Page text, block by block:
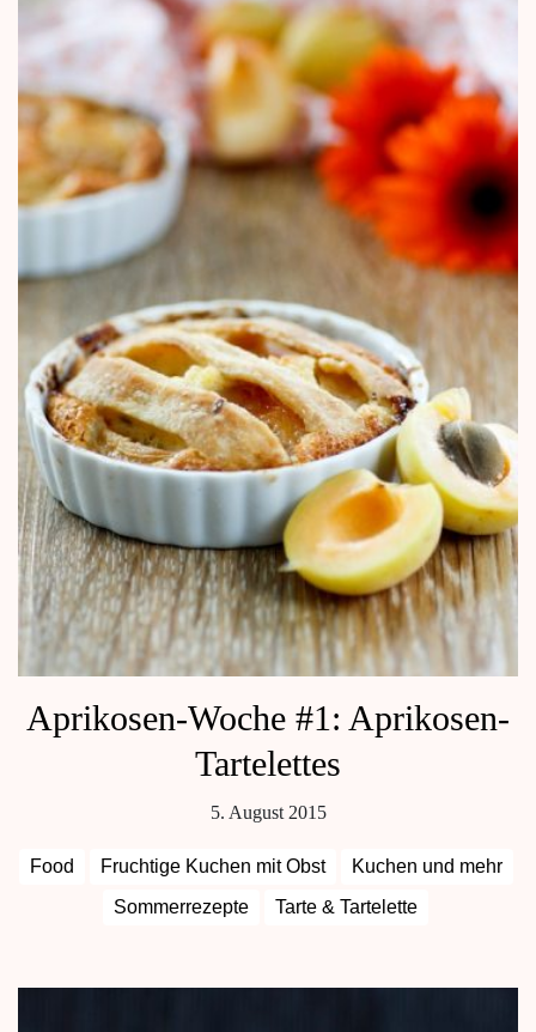
Aprikosen-Woche #1: Aprikosen-
Tartelettes
5. August 2015
Food Fruchtige Kuchen mit Obst
Kuchen und mehr
Sommerrezepte
Tarte & Tartelette